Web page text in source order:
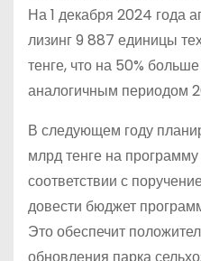
На 1 декабря 2024 года
лизинг 9 887 единицы
тенге, что на 50%
аналогичным периодом
В следующем году
млрд тенге на программу
соответствии с
довести бюджет
Это обеспечит